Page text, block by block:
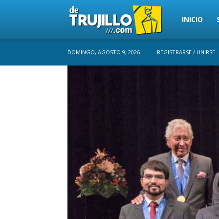
Trujillo
INICIO
DOMINGO, AGOSTO 9, 2026 REGISTRARSE / UNIRSE